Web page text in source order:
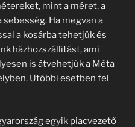
mint a méret, a
sebesség. Ha megvan a
a kosárba tehetjük és
házhozszállítást, ami
is átvehetjük a Méta
Utóbbi esetben fel
egyik piacvezető